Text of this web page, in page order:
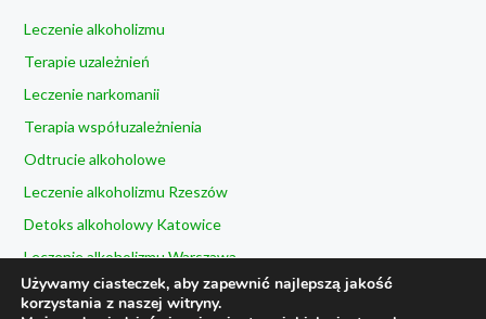
Leczenie alkoholizmu
Terapie uzależnień
Leczenie narkomanii
Terapia współuzależnienia
Odtrucie alkoholowe
Leczenie alkoholizmu Rzeszów
Detoks alkoholowy Katowice
Leczenie alkoholizmu Warszawa
Leczenie alkoholizmu Kielce
Używamy ciasteczek, aby zapewnić najlepszą jakość
korzystania z naszej witryny.